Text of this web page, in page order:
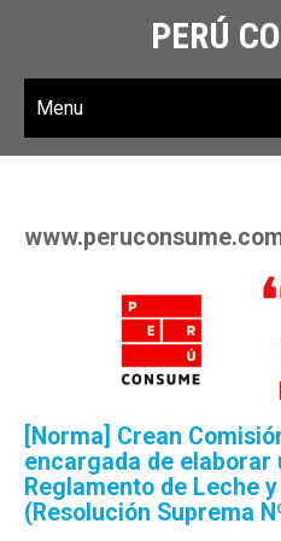
PERÚ
Menu
[Norma] Crean
encargada de elaborar
Reglamento de Leche
(Resolución Suprema